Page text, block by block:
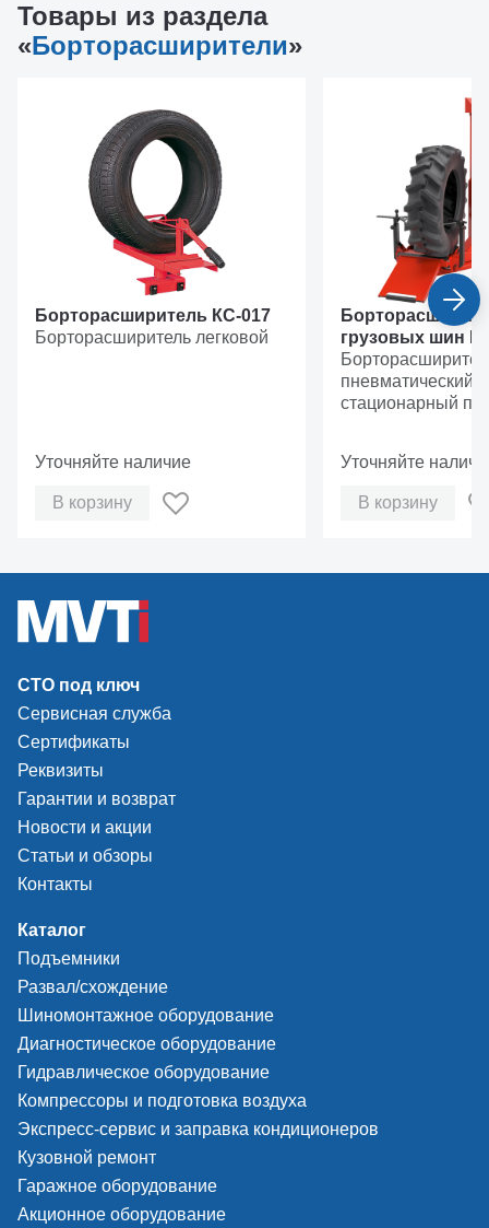
Товары из раздела
«Борторасширители»
Борторасширитель КС-017
Борторасширитель легковой
Уточняйте наличие
В корзину
грузовых шин
пневматический
стационарный
шириной до 20" и
Уточняйте
В корзину
СТО под ключ
Сервисная служба
Сертификаты
Реквизиты
Гарантии и возврат
Новости и акции
Статьи и обзоры
Контакты
Каталог
Подъемники
Развал/схождение
Шиномонтажное оборудование
Диагностическое оборудование
Гидравлическое оборудование
Компрессоры и подготовка воздуха
Экспресс-сервис и заправка кондиционеров
Кузовной ремонт
Гаражное оборудование
Акционное оборудование